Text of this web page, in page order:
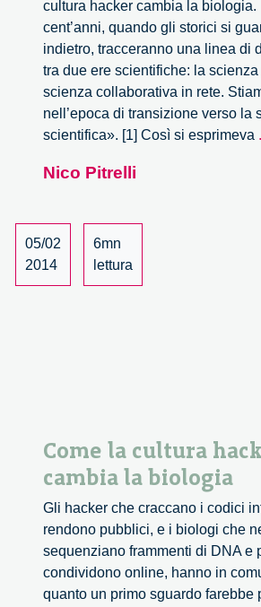
cultura hacker cambia la
cent’anni, quando gli storici si
indietro, tracceranno una linea di
tra due ere scientifiche: la scienza
scienza collaborativa in rete.
nell’epoca di transizione verso la
scientifica». [1] Così si esprimeva
Nico Pitrelli
05/02
2014
6mn
lettura
Come la cultura
cambia la biologia
Gli hacker che craccano i codici
rendono pubblici, e i biologi che
sequenziano frammenti di DNA e
condividono online, hanno in
quanto un primo sguardo farebbe